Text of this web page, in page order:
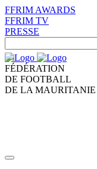
FFRIM AWARDS
FFRIM TV
PRESSE
FÉDÉRATION
DE FOOTBALL
DE LA MAURITANIE